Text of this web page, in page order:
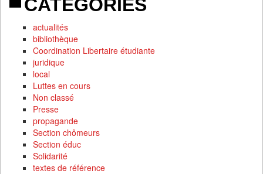
CATÉGORIES
actualités
bibliothèque
Coordination Libertaire étudiante
juridique
local
Luttes en cours
Non classé
Presse
propagande
Section chômeurs
Section éduc
Solidarité
textes de référence